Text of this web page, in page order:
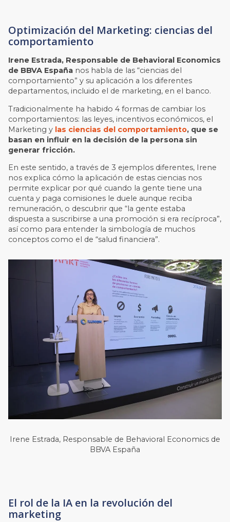
Optimización del Marketing: ciencias del
comportamiento
Irene Estrada, Responsable de Behavioral Economics
de BBVA España nos habla de las “ciencias del
comportamiento” y su aplicación a los diferentes
departamentos, incluido el de marketing, en el banco.
Tradicionalmente ha habido 4 formas de cambiar los
comportamientos: las leyes, incentivos económicos, el
Marketing y las ciencias del comportamiento, que se
basan en influir en la decisión de la persona sin
generar fricción.
En este sentido, a través de 3 ejemplos diferentes, Irene
nos explica cómo la aplicación de estas ciencias nos
permite explicar por qué cuando la gente tiene una
cuenta y paga comisiones le duele aunque reciba
remuneración, o descubrir que “la gente estaba
dispuesta a suscribirse a una promoción si era recíproca”,
así como para entender la simbología de muchos
conceptos como el de “salud financiera”.
Irene Estrada, Responsable de Behavioral Economics de
BBVA España
El rol de la IA en la revolución del
marketing